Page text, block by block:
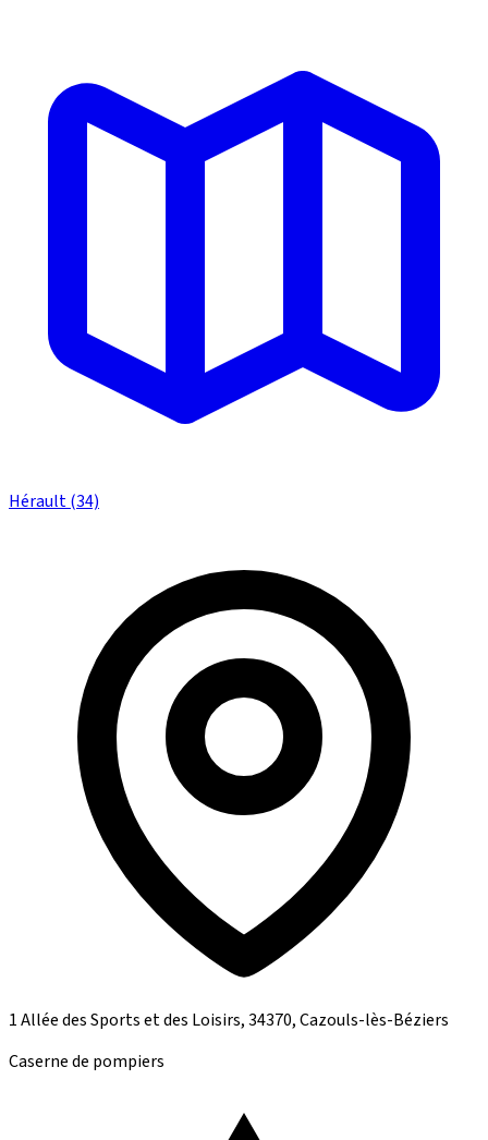
Hérault (34)
1 Allée des Sports et des Loisirs, 34370, Cazouls-lès-Béziers
Caserne de pompiers